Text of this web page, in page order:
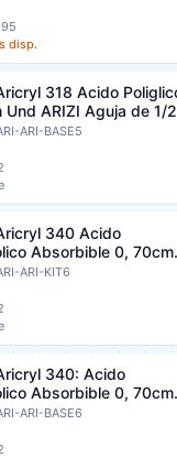
disp.
318 Acido
Und ARIZI Aguja de 1/2
26mm
ARI-BASE5
340 Acido
Absorbible 0, 70cm
Unds ARIZI Aguja de
36mm
ARI-KIT6
340: Acido
Absorbible 0, 70cm
Aguja de 1/2 Punta
ARI-BASE6
para emitir el PDF